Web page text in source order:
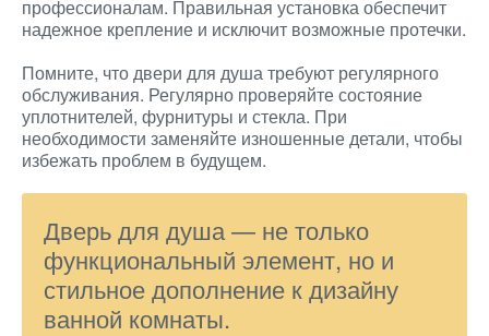
профессионалам. Правильная установка обеспечит
надежное крепление и исключит возможные протечки.
Помните, что двери для душа требуют регулярного
обслуживания. Регулярно проверяйте состояние
уплотнителей, фурнитуры и стекла. При
необходимости заменяйте изношенные детали, чтобы
избежать проблем в будущем.
Дверь для душа — не только
функциональный элемент, но и
стильное дополнение к дизайну
ванной комнаты.